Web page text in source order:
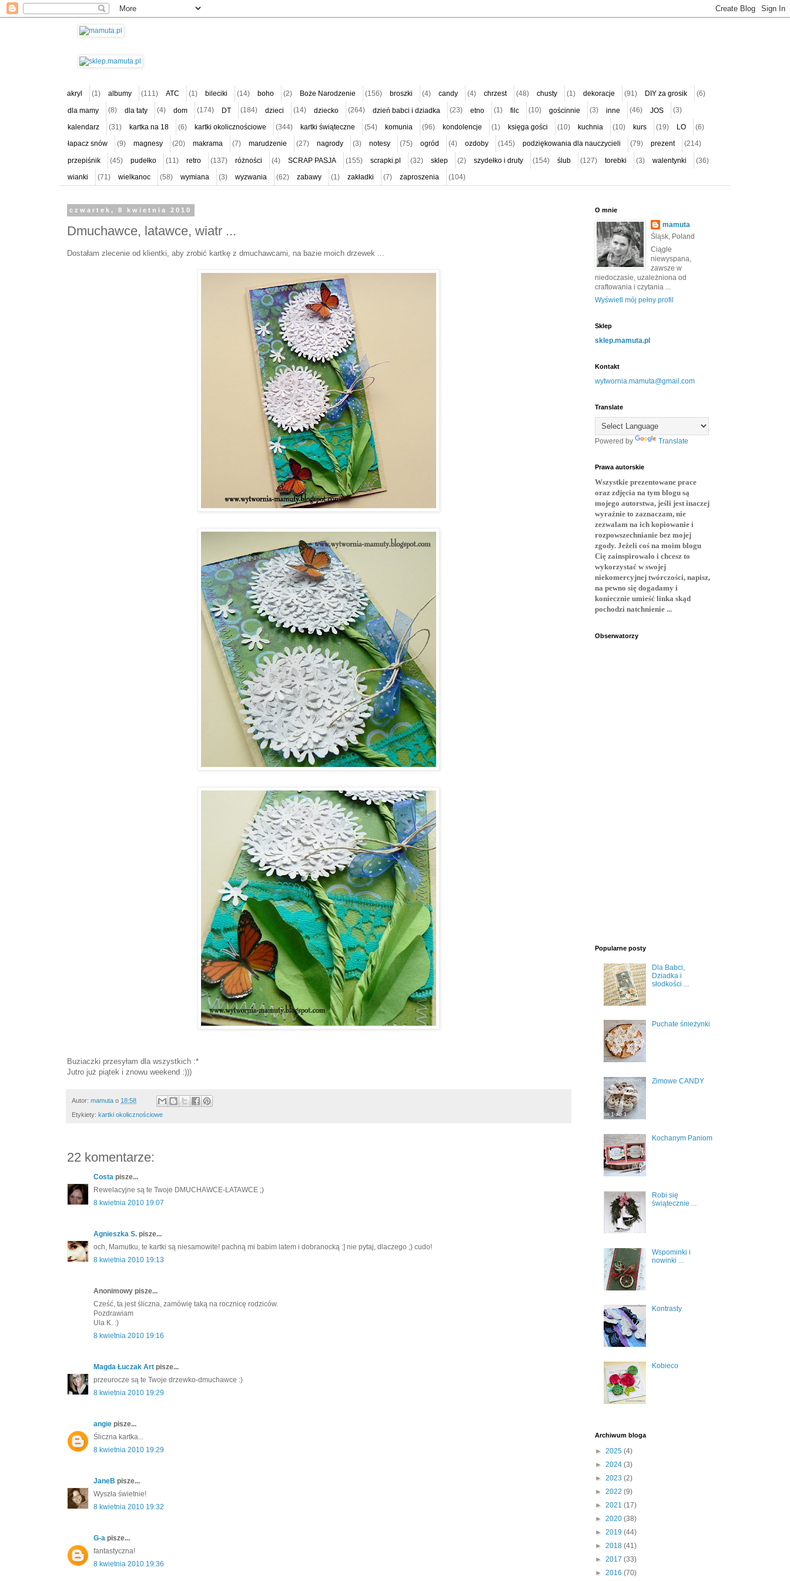
akryl (1) albumy (111) ATC (1) bileciki (14) boho (2) Boże Narodzenie (156) broszki (4) candy (4) chrzest (48) chusty (1) dekoracje (91) DIY za grosik (6)
dla mamy (8) dla taty (4) dom (174) DT (184) dzieci (14) dziecko (264) dzień babci i dziadka (23) etno (1) filc (10) gościnnie (3) inne (46) JOS (3)
kalendarz (31) kartka na 18 (6) kartki okolicznościowe (344) kartki świąteczne (54) komunia (96) kondolencje (1) księga gości (10) kuchnia (10) kurs (19) LO (6)
łapacz snów (9) magnesy (20) makrama (7) marudzenie (27) nagrody (3) notesy (75) ogród (4) ozdoby (145) podziękowania dla nauczycieli (79) prezent (214)
przepiśnik (45) pudełko (11) retro (137) różności (4) SCRAP PASJA (155) scrapki.pl (32) sklep (2) szydełko i druty (154) ślub (127) torebki (3) walentynki (36)
wianki (71) wielkanoc (58) wymiana (3) wyzwania (62) zabawy (1) zakładki (7) zaproszenia (104)
czwartek, 8 kwietnia 2010
Dmuchawce, latawce, wiatr ...
Dostałam zlecenie od klientki, aby zrobić kartkę z dmuchawcami, na bazie moich drzewek ...
Buziaczki przesyłam dla wszystkich :*
Jutro już piątek i znowu weekend :)))
Autor: mamuta o 18:58
Etykiety: kartki okolicznościowe
22 komentarze:
Costa pisze...
Rewelacyjne są te Twoje DMUCHAWCE-LATAWCE ;)
8 kwietnia 2010 19:07
Agnieszka S. pisze...
och, Mamutku, te kartki są niesamowite! pachną mi babim latem i dobranocką :] nie pytaj, dlaczego ;) cudo!
8 kwietnia 2010 19:13
Anonimowy pisze...
Cześć, ta jest śliczna, zamówię taką na rocznicę rodziców.
Pozdrawiam
Ula K. :)
8 kwietnia 2010 19:16
Magda Łuczak Art pisze...
przeurocze są te Twoje drzewko-dmuchawce :)
8 kwietnia 2010 19:29
angie pisze...
Śliczna kartka...
8 kwietnia 2010 19:29
JaneB pisze...
Wyszła świetnie!
8 kwietnia 2010 19:32
G-a pisze...
fantastyczna!
8 kwietnia 2010 19:36
O mnie
mamuta
Śląsk, Poland
Ciągle
niewyspana,
zawsze w
niedoczasie, uzależniona od
craftowania i czytania ...
Wyświetl mój pełny profil
Sklep
sklep.mamuta.pl
Kontakt
wytwornia.mamuta@gmail.com
Translate
Powered by Translate
Prawa autorskie
Wszystkie prezentowane prace
oraz zdjęcia na tym blogu są
mojego autorstwa, jeśli jest inaczej
wyraźnie to zaznaczam, nie
zezwalam na ich kopiowanie i
rozpowszechnianie bez mojej
zgody. Jeżeli coś na moim blogu
Cię zainspirowało i chcesz to
wykorzystać w swojej
niekomercyjnej twórczości, napisz,
na pewno się dogadamy i
koniecznie umieść linka skąd
pochodzi natchnienie ...
Obserwatorzy
Popularne posty
Dla Babci,
Dziadka i
słodkości ...
Puchate śnieżynki
Zimowe CANDY
Kochanym Paniom
Robi się
świątecznie ...
Wspominki i
nowinki ...
Kontrasty
Kobieco
Archiwum bloga
► 2025 (4)
► 2024 (3)
► 2023 (2)
► 2022 (9)
► 2021 (17)
► 2020 (38)
► 2019 (44)
► 2018 (41)
► 2017 (33)
► 2016 (70)